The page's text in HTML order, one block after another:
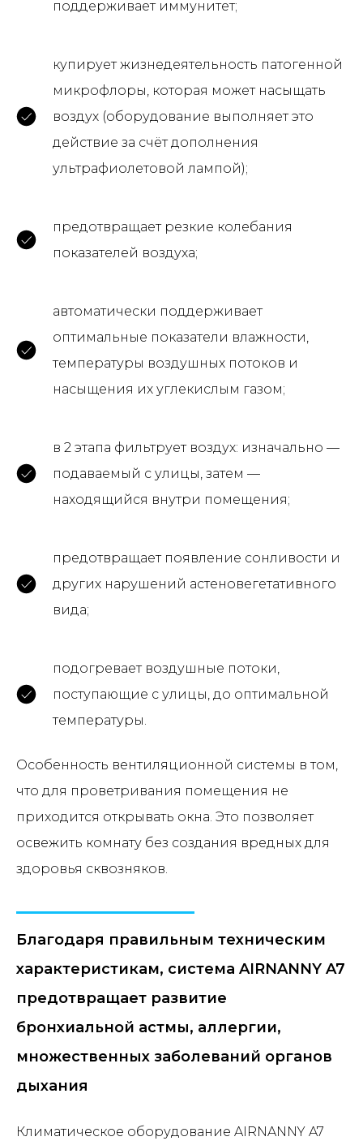
поддерживает иммунитет;
купирует жизнедеятельность патогенной
микрофлоры, которая может насыщать
воздух (оборудование выполняет это
действие за счёт дополнения
ультрафиолетовой лампой);
предотвращает резкие колебания
показателей воздуха;
автоматически поддерживает
оптимальные показатели влажности,
температуры воздушных потоков и
насыщения их углекислым газом;
в 2 этапа фильтрует воздух: изначально —
подаваемый с улицы, затем —
находящийся внутри помещения;
предотвращает появление сонливости и
других нарушений астеновегетативного
вида;
подогревает воздушные потоки,
поступающие с улицы, до оптимальной
температуры.
Особенность вентиляционной системы в том,
что для проветривания помещения не
приходится открывать окна. Это позволяет
освежить комнату без создания вредных для
здоровья сквозняков.
Благодаря правильным техническим
характеристикам, система AIRNANNY A7
предотвращает развитие
бронхиальной астмы, аллергии,
множественных заболеваний органов
дыхания
Климатическое оборудование AIRNANNY A7